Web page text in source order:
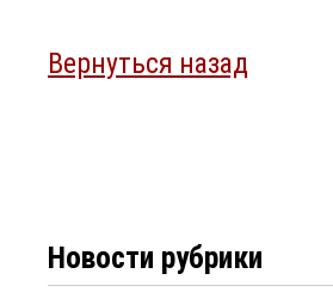
Вернуться назад
Новости рубрики